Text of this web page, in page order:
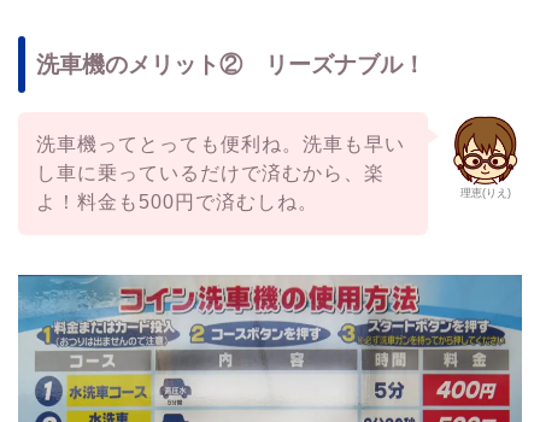
洗車機のメリット② リーズナブル！
理恵(りえ)
洗車機ってとっても便利ね。洗車も早い
し車に乗っているだけで済むから、楽
よ！料金も500円で済むしね。